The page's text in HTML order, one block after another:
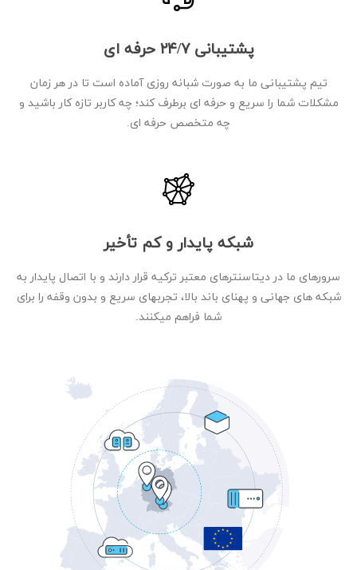
پشتیبانی ۲۴/۷ حرفه ای
تیم پشتیبانی ما به صورت شبانه روزی آماده است تا در هر زمان
مشکلات شما را سریع و حرفه ای برطرف کند؛ چه کاربر تازه کار باشید و
چه متخصص حرفه ای.
شبکه پایدار و کم تأخیر
سرورهای ما در دیتاسنترهای معتبر ترکیه قرار دارند و با اتصال پایدار به
شبکه های جهانی و پهنای باند بالا، تجربهای سریع و بدون وقفه را برای
شما فراهم میکنند.